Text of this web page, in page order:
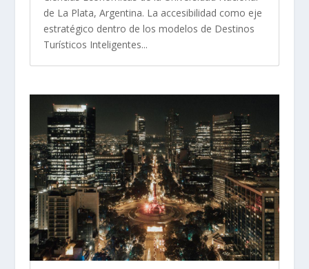
de La Plata, Argentina. La accesibilidad como eje
estratégico dentro de los modelos de Destinos
Turísticos Inteligentes...